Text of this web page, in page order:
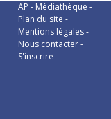
AP - Médiathèque -
Plan du site -
Mentions légales-
Nous contacter-
S'inscrire